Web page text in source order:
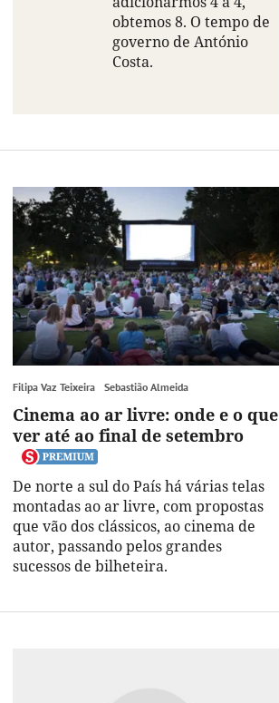
obtemos 8. O tempo de
governo de António
Costa.
Filipa Vaz Teixeira Sebastião Almeida
Cinema ao ar livre: onde e o que
ver até ao final de setembro
De norte a sul do País há várias telas
montadas ao ar livre, com propostas
que vão dos clássicos, ao cinema de
autor, passando pelos grandes
sucessos de bilheteira.